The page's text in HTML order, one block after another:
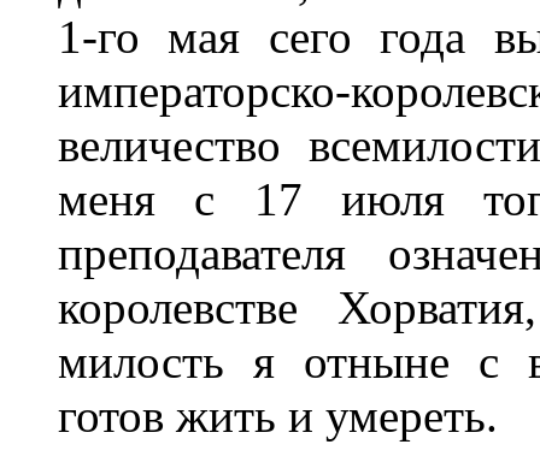
1-го мая сего года
императорско-
величество
меня с 17 июля
преподавателя
королевстве
милость я отныне с
готов жить и умереть.